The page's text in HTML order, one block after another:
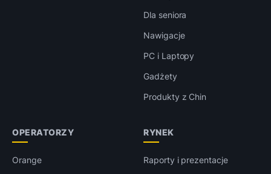
Dla seniora
Nawigacje
PC i Laptopy
Gadżety
Produkty z Chin
OPERATORZY
Orange
RYNEK
Raporty i prezentacje